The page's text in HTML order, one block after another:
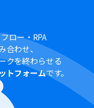
とYoomを連携してく
、家庭向けプランと一
Business）があり、一
い場合には認証に失敗
、60分の間隔で起動
異なりますので、ご注意
ロー・RPA
わせ、
クを終わらせる
トフォームです。